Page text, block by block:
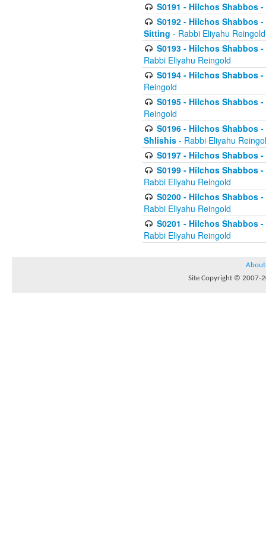
S0191 - Hilchos Shabbos
S0192 - Hilchos Shabbos
Sitting - Rabbi Eliyahu Reingold
S0193 - Hilchos Shabbos
Rabbi Eliyahu Reingold
S0194 - Hilchos Shabbos
Reingold
S0195 - Hilchos Shabbos
Reingold
S0196 - Hilchos Shabbos
Shlishis - Rabbi Eliyahu
S0197 - Hilchos Shabbos
S0199 - Hilchos Shabbos
Rabbi Eliyahu Reingold
S0200 - Hilchos Shabbos
Rabbi Eliyahu Reingold
S0201 - Hilchos Shabbos
Rabbi Eliyahu Reingold
About
Site Copyright © 2007-